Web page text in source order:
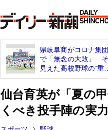
県岐阜商がコロナ集
で「無念の大敗」
見えた高校野球の“重...
仙台育英が「夏の
くべき投手陣の実力